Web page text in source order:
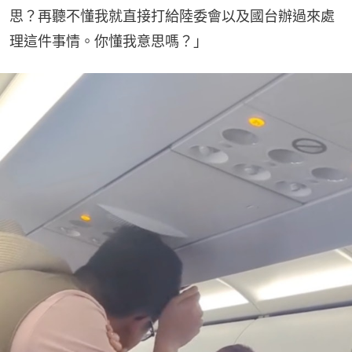
思？再聽不懂我就直接打給陸委會以及國台辦過來處
理這件事情。你懂我意思嗎？」